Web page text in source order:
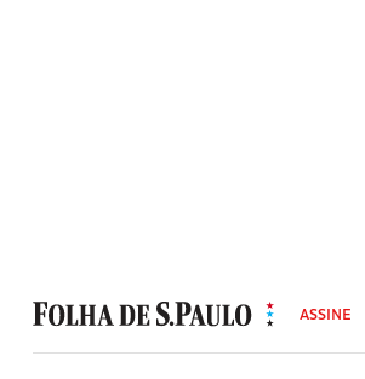
Folha
de
ASSINE